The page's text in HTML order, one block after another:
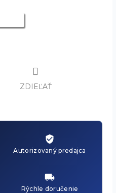
ZDIEĽAŤ
Autorizovaný predajca
Rýchle doručenie